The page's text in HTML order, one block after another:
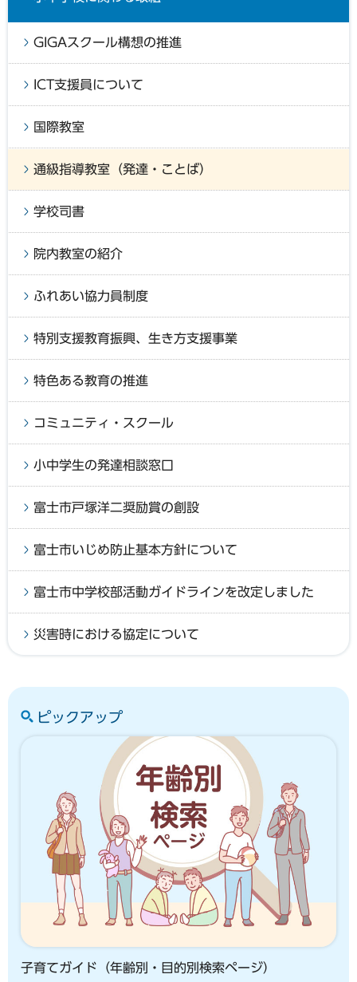
GIGAスクール構想の推進
ICT支援員について
国際教室
通級指導教室（発達・ことば）
学校司書
院内教室の紹介
ふれあい協力員制度
特別支援教育振興、生き方支援事業
特色ある教育の推進
コミュニティ・スクール
小中学生の発達相談窓口
富士市戸塚洋二奨励賞の創設
富士市いじめ防止基本方針について
富士市中学校部活動ガイドラインを改定しました
災害時における協定について
ピックアップ
子育てガイド（年齢別・目的別検索ページ）